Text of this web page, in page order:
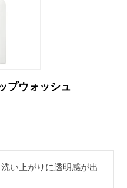
プウォッシュ
い上がりに透明感が出